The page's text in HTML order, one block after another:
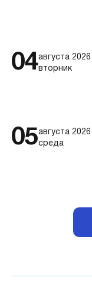
04августа 2026
вторник
05августа 2026
среда